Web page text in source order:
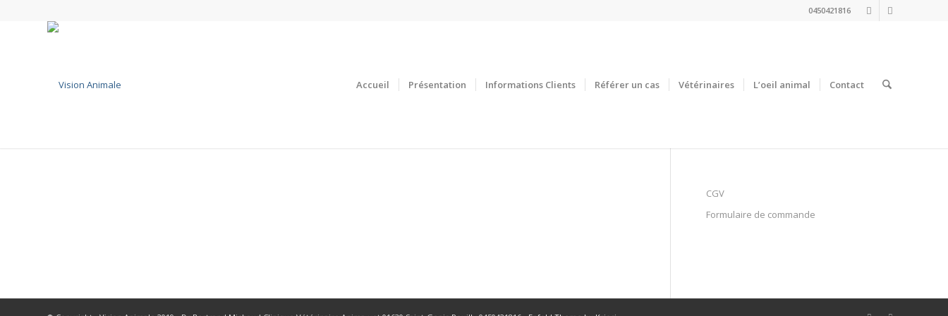
0450421816
Accueil Présentation Informations Clients Référer un cas Vétérinaires L’oeil animal Contact
CGV
Formulaire de commande